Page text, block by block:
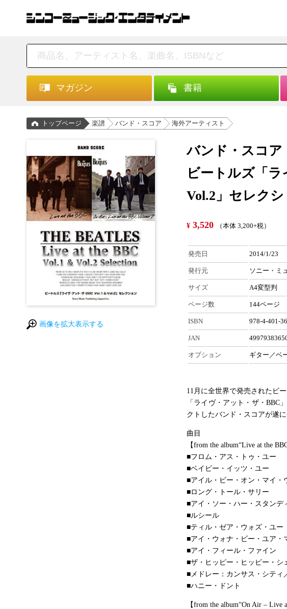
マガジン 書籍
トップページ 楽譜 バンド・スコア 海外アーティスト
画像を拡大表示する
バンド・スコア
ビートルズ「
Vol.2」セレクシ
¥ 3,520 （本体 3,200+税）
発売日 2014/1/23
発行元 ソニー・ミ
サイズ A4変型判
ページ数 144ページ
ISBN 978-4-401-
JAN
オプション ギター／ベ
11月に全世界で発売されたビ
「ライヴ・アット・ザ・BBC
クトしたバンド・スコアが遂に
曲目
【from the album“Live at the
■フロム・アス・トゥ・ユー
■ベイビー・イッツ・ユー
■アイル・ビー・オン・マイ・
■ロング・トール・サリー
■アイ・ソー・ハー・スタンデ
■ルシール
■ティル・ゼア・ウォズ・ユー
■アイ・ウォナ・ビー・ユア・
■アイ・フィール・ファイン
■ザ・ヒッピー・ヒッピー・シ
■メドレー：カンサス・シティ
■ハニー・ドント
【from the album“On Air – Live